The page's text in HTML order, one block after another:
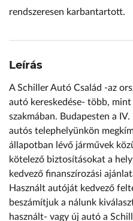
rendszeresen karbantartott.
Leírás
A Schiller Autó Család -az
autó kereskedése- több,
szakmában. Budapesten a
autós telephelyünkön
állapotban lévő járművek
kötelező biztosításokat a
kedvező finanszírozási
Használt autóját kedvező
beszámítjuk a nálunk
használt- vagy új autó a